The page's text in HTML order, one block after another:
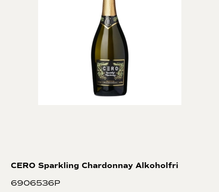
CERO Sparkling Chardonnay Alkoholfri
6906536P